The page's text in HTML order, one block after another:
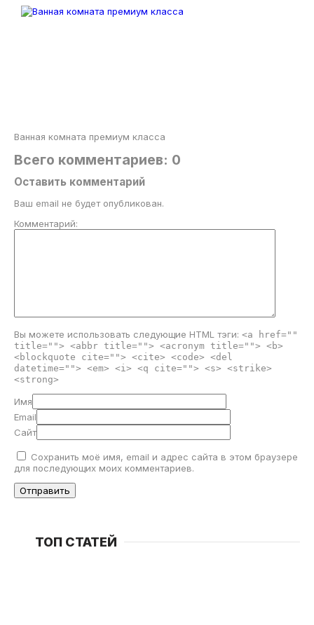
Ванная комната премиум класса
Всего комментариев: 0
Оставить комментарий
Ваш email не будет опубликован.
Комментарий:
Вы можете использовать следующие HTML тэги: <a href=""
title=""> <abbr title=""> <acronym title=""> <b>
<blockquote cite=""> <cite> <code> <del
datetime=""> <em> <i> <q cite=""> <s> <strike>
<strong>
Имя
Email
Сайт
Сохранить моё имя, email и адрес сайта в этом браузере
для последующих моих комментариев.
ТОП СТАТЕЙ